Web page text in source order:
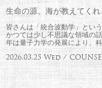
生命の源、海が教えてく
皆さんは「統合波動学」とい
かつては少し不思議な領域の
年は量子力学の発展により、
2026.03.25 Wed /